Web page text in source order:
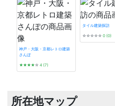
神戸・大阪・京都レトロ建築
さんぽ
★★★★☆ 4 (7)
タイル建築探訪
☆☆☆☆☆ 0 (0)
所在地マップ